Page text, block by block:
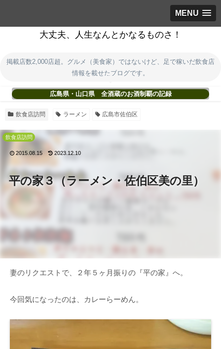
MENU
大丈夫、人生なんとかなるものさ！
掲載店数2,000店超。グルメ（美食家）ではないけど、足で稼いだ飲食店
情報を載せたブログです。
広島県・山口県 全酒蔵のお酒制覇の記録
飲食店訪問 ラーメン 広島市佐伯区
平の家３（ラーメン・佐伯区美の里）
飲食店訪問
2015.08.15 2023.12.10
妻のリクエストで、２年５ヶ月振りの『平の家』へ。
今回気になったのは、カレーらーめん。